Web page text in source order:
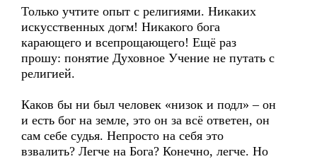
Только учтите опыт с религиями. Никаких
искусственных догм! Никакого бога
карающего и всепрощающего! Ещё раз
прошу: понятие Духовное Учение не путать с
религией.
Каков бы ни был человек «низок и подл» – он
и есть бог на земле, это он за всё ответен, он
сам себе судья. Непросто на себя это
взвалить? Легче на Бога? Конечно, легче. Но